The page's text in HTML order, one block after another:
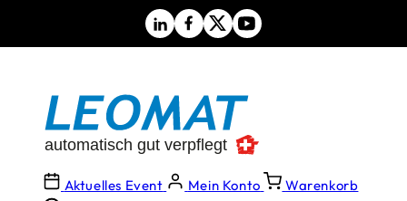
Aktuelles Event Mein Konto Warenkorb